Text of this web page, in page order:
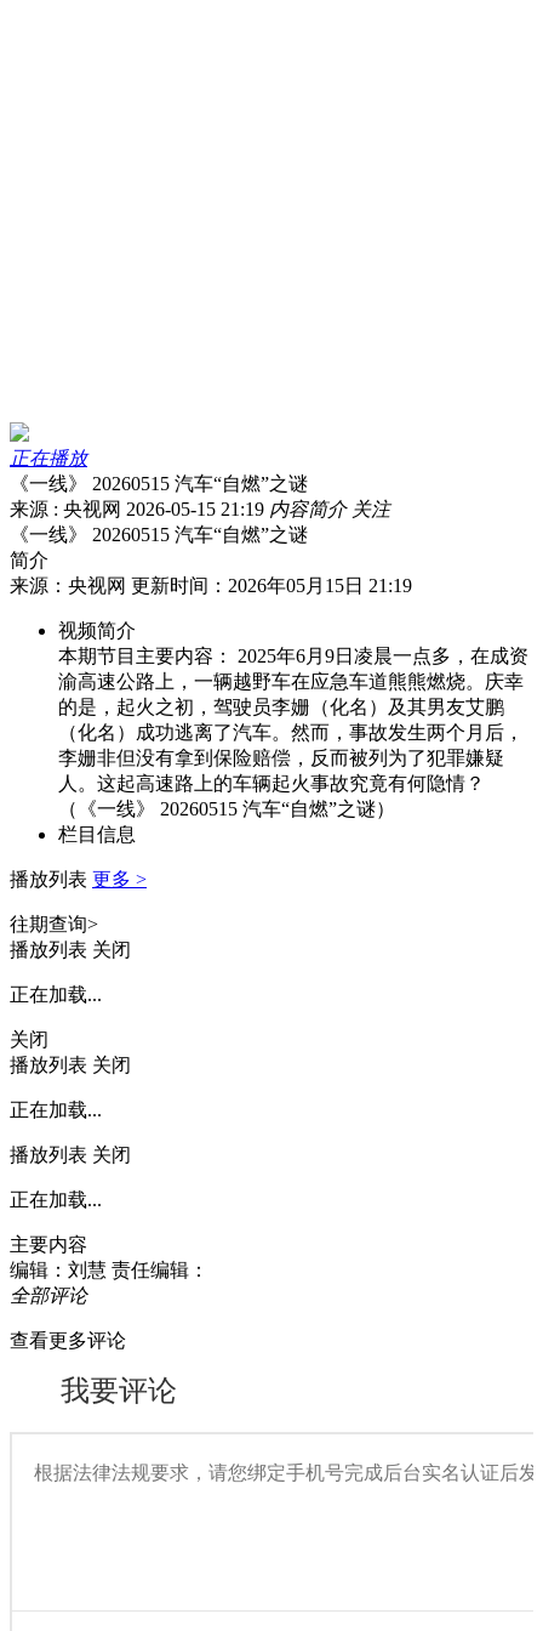
正在播放
《一线》 20260515 汽车“自燃”之谜
来源 : 央视网 2026-05-15 21:19 内容简介 关注
《一线》 20260515 汽车“自燃”之谜
简介
来源：央视网 更新时间：2026年05月15日 21:19
视频简介
本期节目主要内容： 2025年6月9日凌晨一点多，在成资
渝高速公路上，一辆越野车在应急车道熊熊燃烧。庆幸
的是，起火之初，驾驶员李姗（化名）及其男友艾鹏
（化名）成功逃离了汽车。然而，事故发生两个月后，
李姗非但没有拿到保险赔偿，反而被列为了犯罪嫌疑
人。这起高速路上的车辆起火事故究竟有何隐情？
（《一线》 20260515 汽车“自燃”之谜）
栏目信息
播放列表 更多 >
往期查询>
播放列表 关闭
正在加载...
关闭
播放列表 关闭
正在加载...
播放列表 关闭
正在加载...
主要内容
编辑：刘慧 责任编辑：
全部评论
查看更多评论